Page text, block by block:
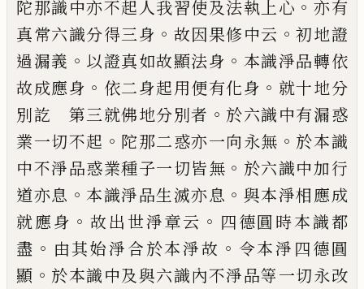
陀那識中亦不起人我習使及法執上心 。 亦有
真常六識分得三身 。 故因果修中云 。初地證
過漏義 。 以證真如故顯法身 。 本識淨品轉依
故成應身 。 依二身起用便有化身 。 就十地分
別訖 第三就佛地分別者 。 於六識中有漏惑
業一切不起 。 陀那二惑亦一向永無 。 於本識
中不淨品惑業種子一切皆無 。 於六識中加行
道亦息 。本識淨品生滅亦息 。 與本淨相應成
就應身 。故出世淨章云 。 四德圓時本識都
盡 。 由其始淨合於本淨故 。 令本淨 四德圓
顯 。 於本識中及與六識內不淨品等一切永改